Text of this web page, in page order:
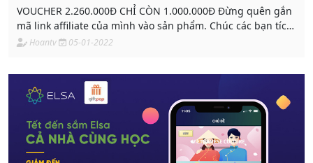
VOUCHER 2.260.000Đ CHỈ CÒN 1.000.000Đ Đừng quên gắn
mã link affiliate của mình vào sản phẩm. Chúc các bạn tích
được thật nhiều hoa hồng!!!
Hoantv 05-01-2022